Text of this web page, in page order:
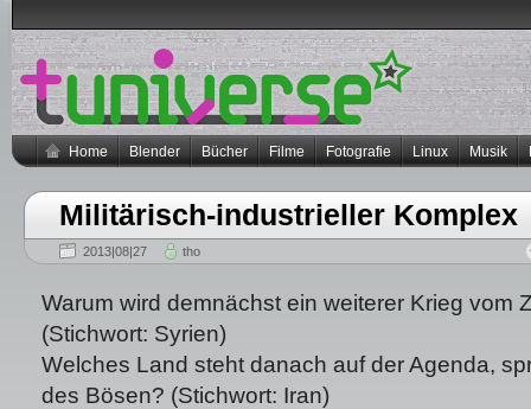
Home Blender Bücher Filme Fotografie Linux Musik
Militärisch-industrieller Komplex
2013|08|27 tho
Warum wird demnächst ein weiterer Krieg vom
(Stichwort: Syrien)
Welches Land steht danach auf der Agenda,
des Bösen? (Stichwort: Iran)